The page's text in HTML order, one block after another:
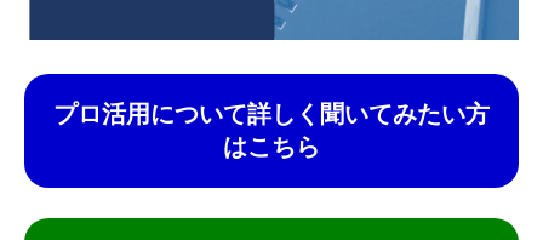
プロ活用について詳しく聞いてみたい方
はこちら